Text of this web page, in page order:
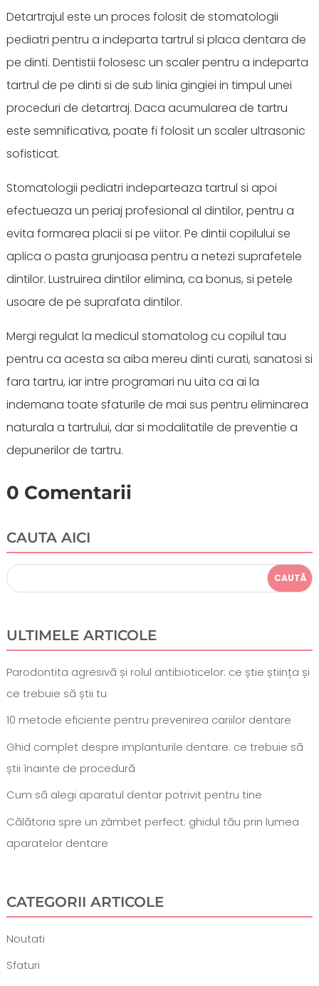
Detartrajul este un proces folosit de stomatologii
pediatri pentru a indeparta tartrul si placa dentara de
pe dinti. Dentistii folosesc un scaler pentru a indeparta
tartrul de pe dinti si de sub linia gingiei in timpul unei
proceduri de detartraj. Daca acumularea de tartru
este semnificativa, poate fi folosit un scaler ultrasonic
sofisticat.
Stomatologii pediatri indeparteaza tartrul si apoi
efectueaza un periaj profesional al dintilor, pentru a
evita formarea placii si pe viitor. Pe dintii copilului se
aplica o pasta grunjoasa pentru a netezi suprafetele
dintilor. Lustruirea dintilor elimina, ca bonus, si petele
usoare de pe suprafata dintilor.
Mergi regulat la medicul stomatolog cu copilul tau
pentru ca acesta sa aiba mereu dinti curati, sanatosi si
fara tartru, iar intre programari nu uita ca ai la
indemana toate sfaturile de mai sus pentru eliminarea
naturala a tartrului, dar si modalitatile de preventie a
depunerilor de tartru.
0 Comentarii
CAUTA AICI
ULTIMELE ARTICOLE
Parodontita agresivă și rolul antibioticelor: ce știe știința și
ce trebuie să știi tu
10 metode eficiente pentru prevenirea cariilor dentare
Ghid complet despre implanturile dentare: ce trebuie să
știi înainte de procedură
Cum să alegi aparatul dentar potrivit pentru tine
Călătoria spre un zâmbet perfect: ghidul tău prin lumea
aparatelor dentare
CATEGORII ARTICOLE
Noutati
Sfaturi